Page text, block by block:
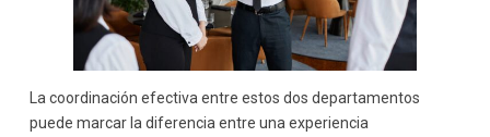
La coordinación efectiva entre estos dos departamentos
puede marcar la diferencia entre una experiencia